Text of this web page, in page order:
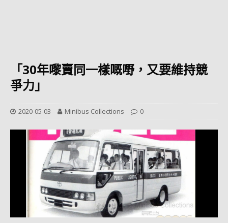
「30年嚟賣同一樣嘅嘢，又要維持競
爭力」
2020-05-03 Minibus Collections 0